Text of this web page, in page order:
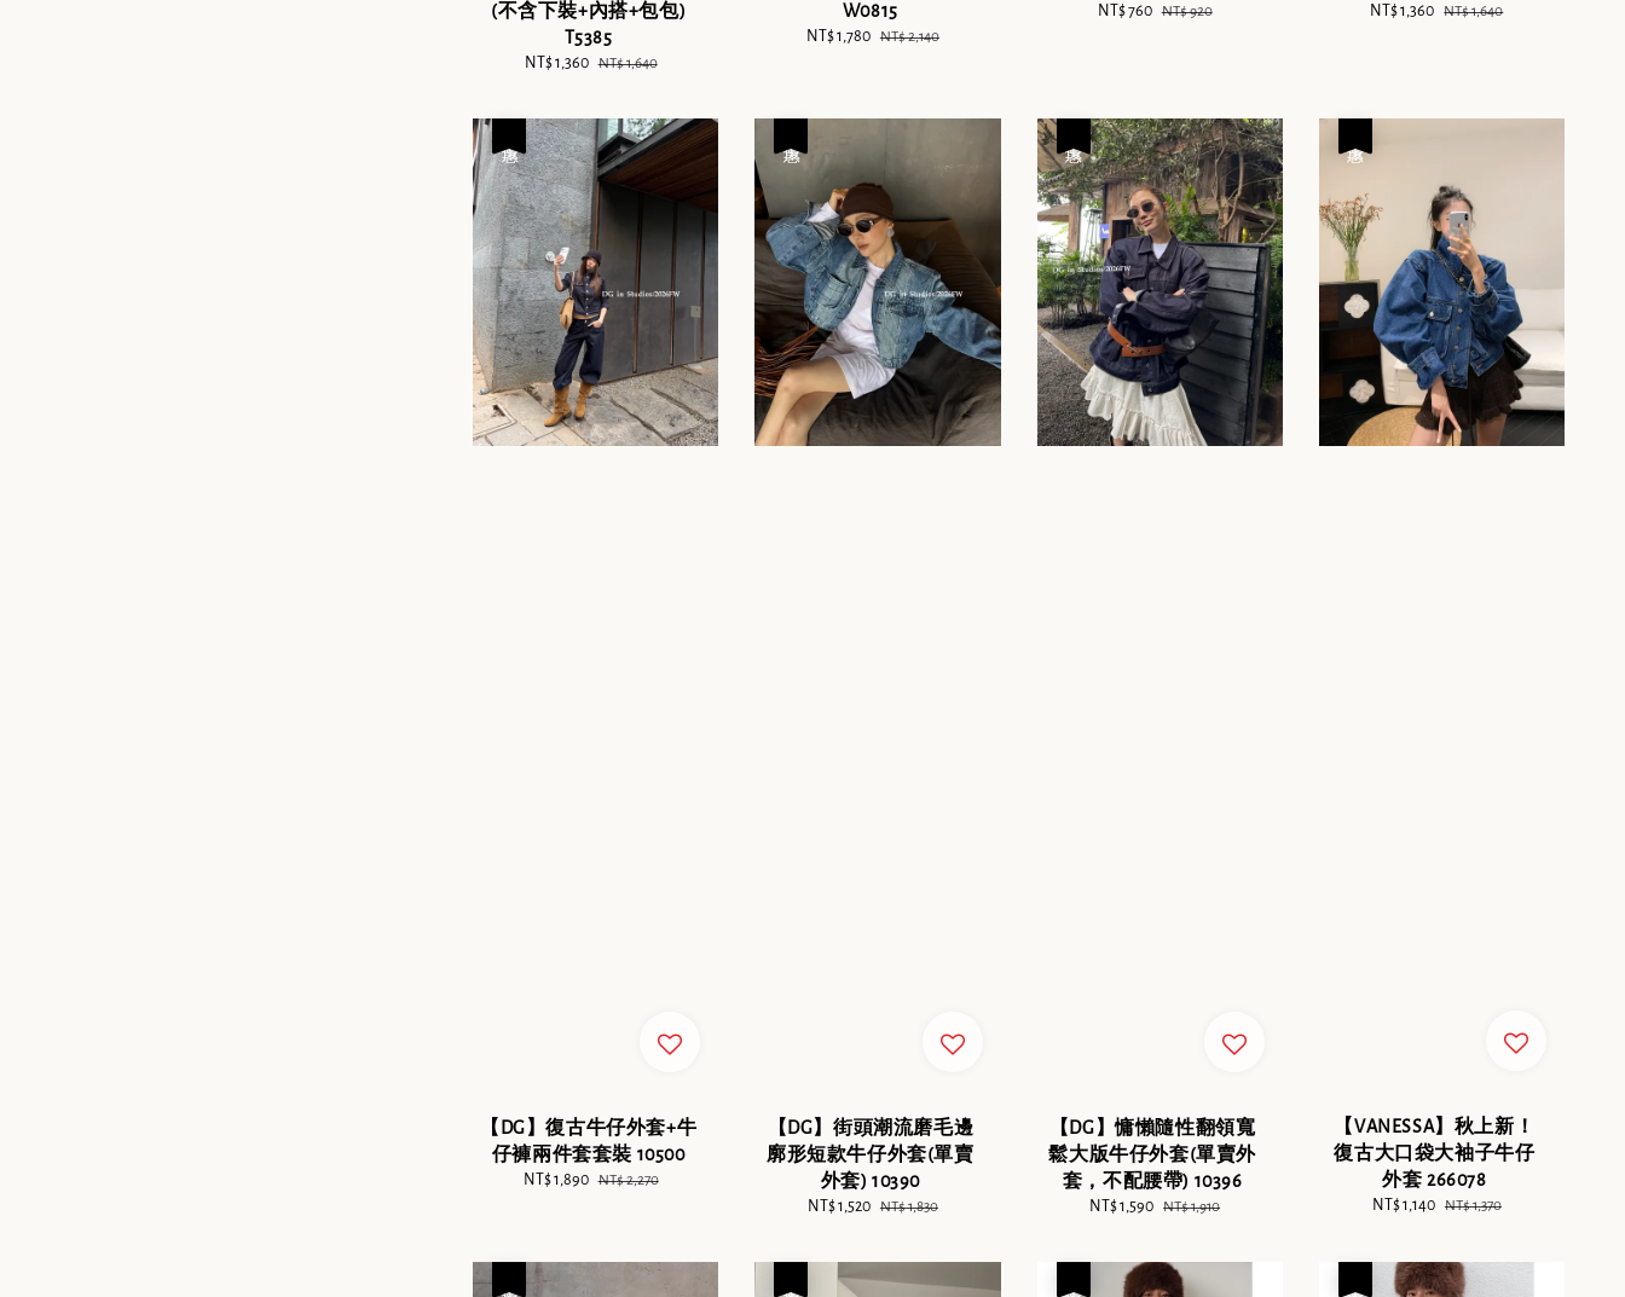
(不含下裝+內搭+包包)
T5385
Sale
NT$ 1,360 Regular
NT$ 1,640
W0815
Sale
NT$ 1,780 Regular
NT$ 2,140
Sale
NT$ 760 Regular
NT$ 920
Sale
NT$ 1,360 Regular
NT$ 1,640
【DG】復古牛仔外套+牛
仔褲兩件套套裝 10500
Sale
NT$ 1,890 Regular
NT$ 2,270
【DG】街頭潮流磨毛邊
廓形短款牛仔外套(單賣
外套) 10390
Sale
NT$ 1,520 Regular
NT$ 1,830
【DG】慵懶隨性翻領寬
鬆大版牛仔外套(單賣外
套，不配腰帶) 10396
Sale
NT$ 1,590 Regular
NT$ 1,910
【VANESSA】秋上新！
復古大口袋大袖子牛仔
外套 266078
Sale
NT$ 1,140 Regular
NT$ 1,370